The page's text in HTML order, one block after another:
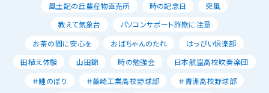
風土記の丘農産物直売所
時の記念日
突風
教えて気象台
パソコンサポート詐欺に注意
お茶の間に安心を
おばちゃんのたれ
はっぴい倶楽部
田植え体験
山田錦 時の勉強会
日本航空高校吹奏楽団
＃鯉のぼり
＃韮崎工業高校野球部
＃青洲高校野球部